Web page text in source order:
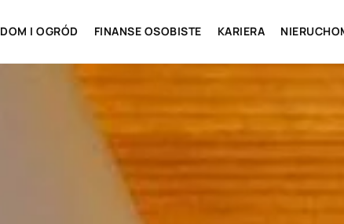
DOM I OGRÓD FINANSE OSOBISTE KARIERA